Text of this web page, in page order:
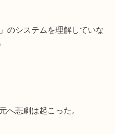
のシステムを理解していな
へ悲劇は起こった。